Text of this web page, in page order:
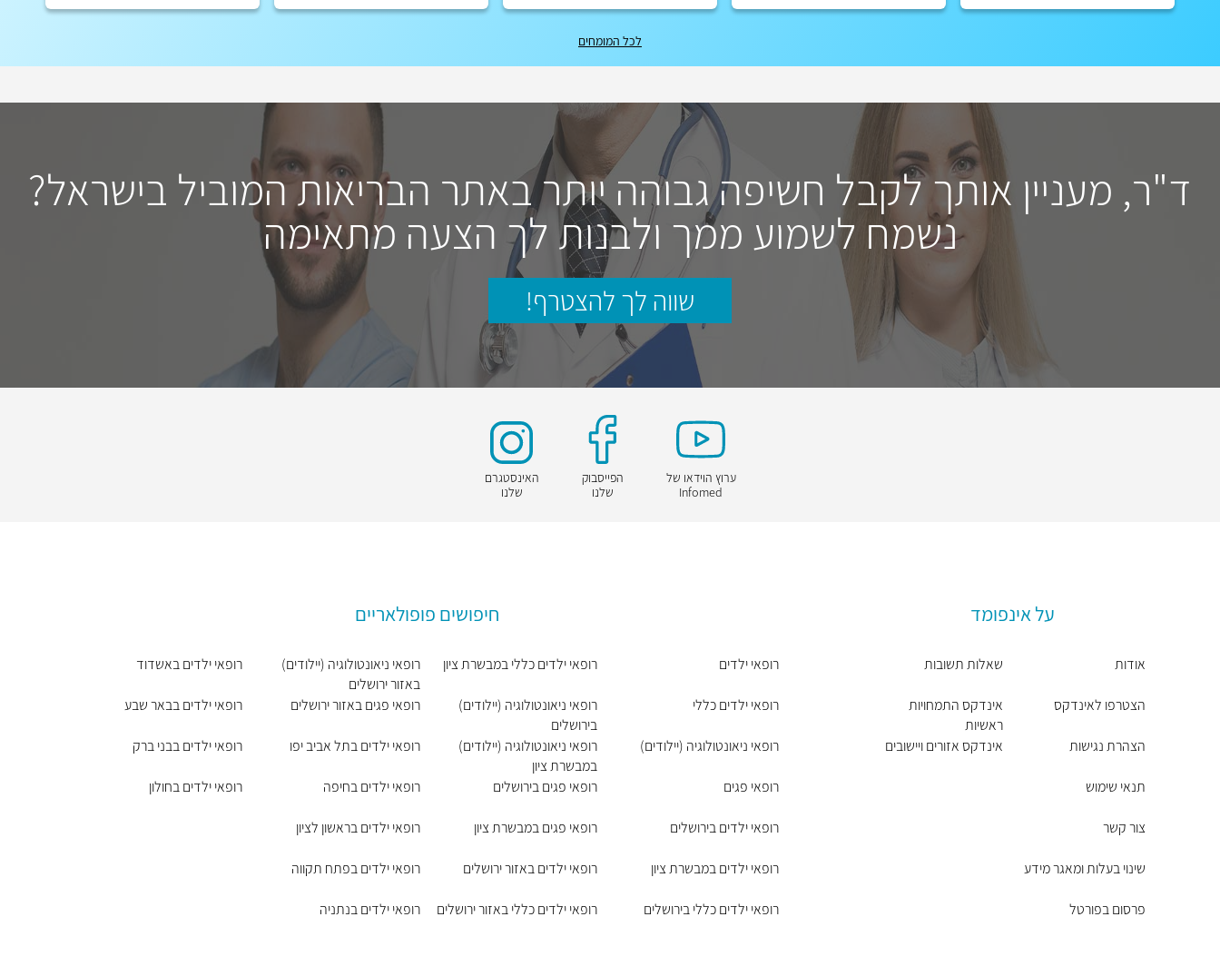
לכל המומחים
ד"ר, מעניין אותך לקבל חשיפה גבוהה יותר באתר הבריאות המוביל בישראל?
נשמח לשמוע ממך ולבנות לך הצעה מתאימה
שווה לך להצטרף!
ערוץ הוידאו של
Infomed
הפייסבוק
שלנו
האינסטגרם
שלנו
על אינפומד
אודות
הצטרפו לאינדקס
הצהרת נגישות
תנאי שימוש
צור קשר
שינוי בעלות ומאגר מידע
פרסום בפורטל
שאלות תשובות
אינדקס התמחויות
ראשיות
אינדקס אזורים ויישובים
חיפושים פופולאריים
רופאי ילדים
רופאי ילדים כללי
רופאי ניאונטולוגיה (יילודים)
רופאי פגים
רופאי ילדים בירושלים
רופאי ילדים במבשרת ציון
רופאי ילדים כללי בירושלים
רופאי ילדים כללי במבשרת ציון
רופאי ניאונטולוגיה (יילודים)
בירושלים
רופאי ניאונטולוגיה (יילודים)
במבשרת ציון
רופאי פגים בירושלים
רופאי פגים במבשרת ציון
רופאי ילדים באזור ירושלים
רופאי ילדים כללי באזור ירושלים
רופאי ניאונטולוגיה (יילודים)
באזור ירושלים
רופאי פגים באזור ירושלים
רופאי ילדים בתל אביב יפו
רופאי ילדים בחיפה
רופאי ילדים בראשון לציון
רופאי ילדים בפתח תקווה
רופאי ילדים בנתניה
רופאי ילדים באשדוד
רופאי ילדים בבאר שבע
רופאי ילדים בבני ברק
רופאי ילדים בחולון